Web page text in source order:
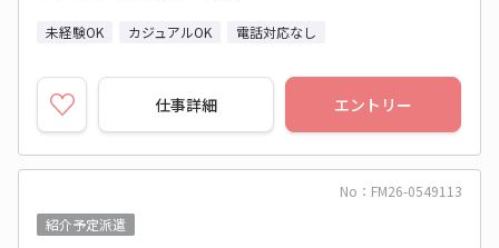
未経験OK カジュアルOK 電話対応なし
仕事詳細 エントリー
No：FM26-0549113
紹介予定派遣